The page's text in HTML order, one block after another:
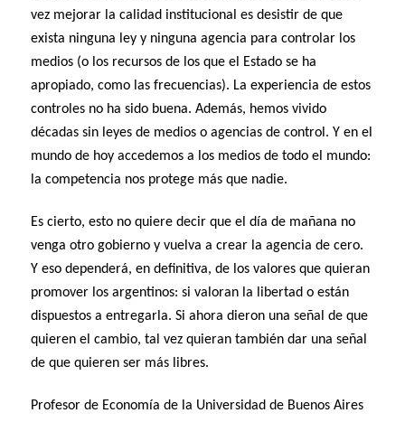
vez mejorar la calidad institucional es desistir de que
exista ninguna ley y ninguna agencia para controlar los
medios (o los recursos de los que el Estado se ha
apropiado, como las frecuencias). La experiencia de estos
controles no ha sido buena. Además, hemos vivido
décadas sin leyes de medios o agencias de control. Y en el
mundo de hoy accedemos a los medios de todo el mundo:
la competencia nos protege más que nadie.
Es cierto, esto no quiere decir que el día de mañana no
venga otro gobierno y vuelva a crear la agencia de cero.
Y eso dependerá, en definitiva, de los valores que quieran
promover los argentinos: si valoran la libertad o están
dispuestos a entregarla. Si ahora dieron una señal de que
quieren el cambio, tal vez quieran también dar una señal
de que quieren ser más libres.
Profesor de Economía de la Universidad de Buenos Aires